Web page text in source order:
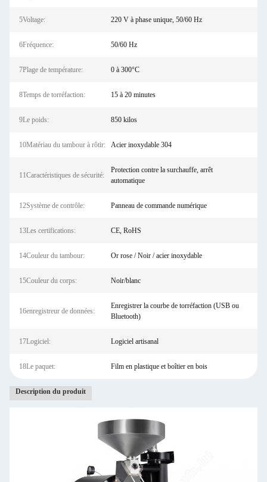
5Voltage: 220 V à phase unique, 50/60 Hz
6Fréquence: 50/60 Hz
7Plage de température: 0 à 300°C
8Temps de torréfaction: 15 à 20 minutes
9Le poids: 850 kilos
10Matériau du tambour à rôtir: Acier inoxydable 304
11Caractéristiques de sécurité:
Protection contre la surchauffe, arrêt
automatique
12Système de contrôle: Panneau de commande numérique
13Les certifications: CE, RoHS
14Couleur du tambour: Or rose / Noir / acier inoxydable
15Couleur du corps: Noir/blanc
16enregistreur de données:
Enregistrer la courbe de torréfaction (USB ou
Bluetooth)
17Logiciel: Logiciel artisanal
18Le paquet: Film en plastique et boîtier en bois
Description du produit